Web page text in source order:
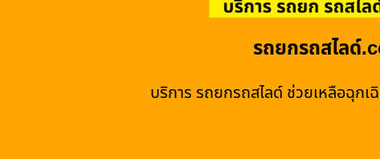
รถยกรถสไลด์
บริการ รถยกรถสไลด์ ช่วยเหลือฉุกเ